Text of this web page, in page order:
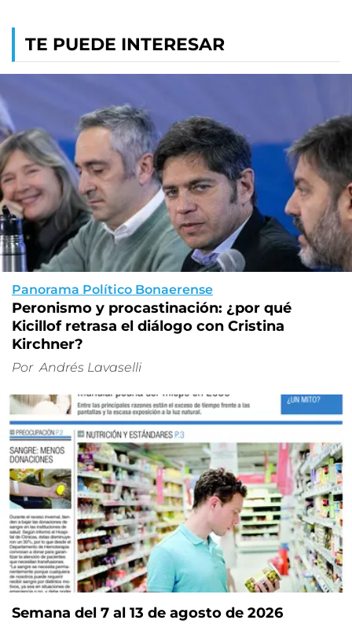
TE PUEDE INTERESAR
Panorama Político Bonaerense
Peronismo y procastinación: ¿por qué
Kicillof retrasa el diálogo con Cristina
Kirchner?
Por Andrés Lavaselli
Semana del 7 al 13 de agosto de 2026